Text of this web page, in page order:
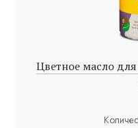
Цветное масло